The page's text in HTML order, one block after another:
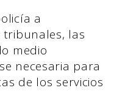
a
las
medio
necesaria para
de los servicios